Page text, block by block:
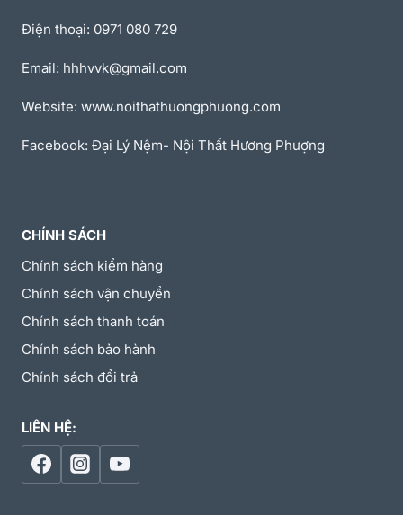
Điện thoại: 0971 080 729
Email: hhhvvk@gmail.com
Website: www.noithathuongphuong.com
Facebook: Đại Lý Nệm- Nội Thất Hương Phượng
CHÍNH SÁCH
Chính sách kiểm hàng
Chính sách vận chuyển
Chính sách thanh toán
Chính sách bảo hành
Chính sách đổi trả
LIÊN HỆ: